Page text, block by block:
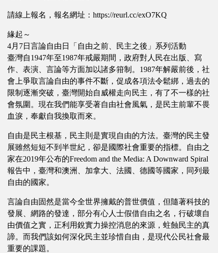
請線上報名，報名網址：https://reurl.cc/exO7KQ
緣起～
4月7日言論自由日「自由之前、民主之後」系列活動
臺灣自1947年至1987年戒嚴期間，政府對人民在出版、寫
作、表演、言論等方面加以諸多箝制。1987年解嚴前後，社
會上爭取言論自由的事件不斷，促成各項法令鬆綁，過去的
限制逐漸突破，臺灣開始自威權走向民主，有了不一樣的社
會氛圍。現在我們能享受著自由社會風氣，是民主前輩不畏
血淚，奉獻自我換取而來。
自由是民主根基，民主則是實現自由的方法。臺灣的民主發
展雖然短短不到半世紀，卻是國際社會重要的指標。自由之
家在2019年公布的Freedom and the Media: A Downward Spiral
報告中，臺灣和澳洲、加拿大、法國、德國等國家，同列最
自由的國家。
言論自由固然是當今全世界擁戴的普世價值，但隨著科技的
發展、網路的發達，部分有心人士假借自由之名，行破壞自
由價值之實，正利用銳實力操控消息的來源，蛀蝕民主的真
諦。而我們該如何深化民主並珍惜自由，是現代公民社會最
重要的課題。